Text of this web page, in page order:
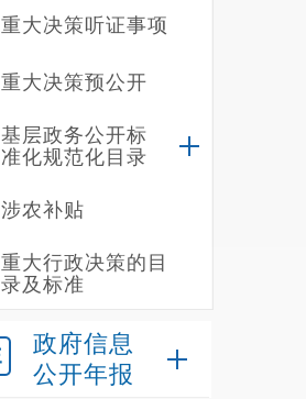
重大决策听证事项
重大决策预公开
基层政务公开标
准化规范化目录
涉农补贴
重大行政决策的目
录及标准
政府信息
公开年报